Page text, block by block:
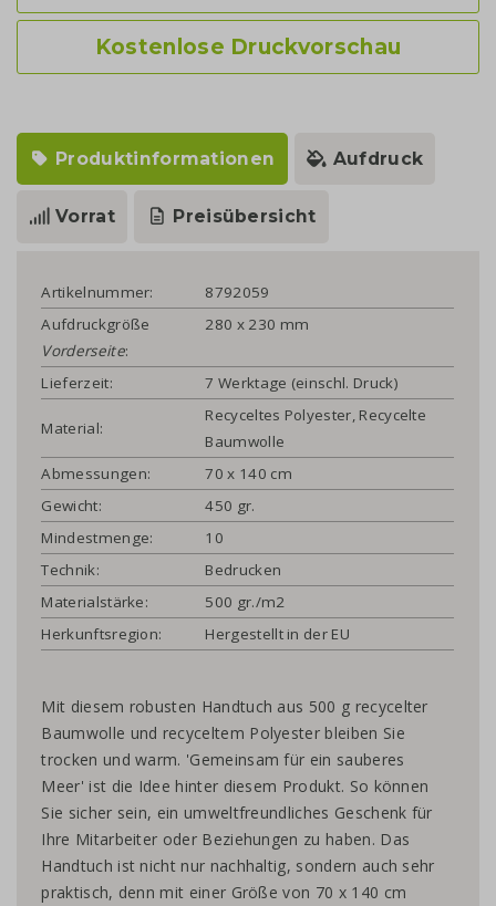
Kostenlose Druckvorschau
Produktinformationen Aufdruck
Vorrat Preisübersicht
Artikelnummer:
8792059
Aufdruckgröße
Vorderseite:
280 x 230 mm
Lieferzeit: 7 Werktage (einschl. Druck)
Material:
Recyceltes Polyester, Recycelte
Baumwolle
Abmessungen:
70 x 140 cm
Gewicht:
450 gr.
Mindestmenge:
10
Technik:
Bedrucken
Materialstärke:
500 gr./m2
Herkunftsregion:
Hergestellt in der EU
Mit diesem robusten Handtuch aus 500 g recycelter
Baumwolle und recyceltem Polyester bleiben Sie
trocken und warm. 'Gemeinsam für ein sauberes
Meer' ist die Idee hinter diesem Produkt. So können
Sie sicher sein, ein umweltfreundliches Geschenk für
Ihre Mitarbeiter oder Beziehungen zu haben. Das
Handtuch ist nicht nur nachhaltig, sondern auch sehr
praktisch, denn mit einer Größe von 70 x 140 cm